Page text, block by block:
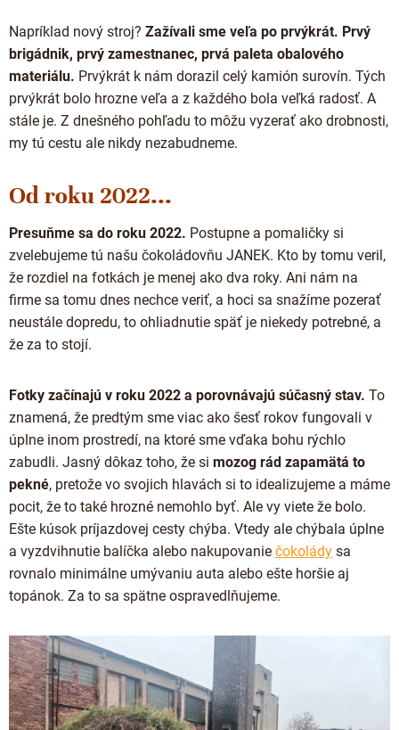
Napríklad nový stroj? Zažívali sme veľa po prvýkrát. Prvý
brigádnik, prvý zamestnanec, prvá paleta obalového
materiálu. Prvýkrát k nám dorazil celý kamión surovín. Tých
prvýkrát bolo hrozne veľa a z každého bola veľká radosť. A
stále je. Z dnešného pohľadu to môžu vyzerať ako drobnosti,
my tú cestu ale nikdy nezabudneme.
Od roku 2022...
Presuňme sa do roku 2022. Postupne a pomaličky si
zvelebujeme tú našu čokoládovňu JANEK. Kto by tomu veril,
že rozdiel na fotkách je menej ako dva roky. Ani nám na
firme sa tomu dnes nechce veriť, a hoci sa snažíme pozerať
neustále dopredu, to ohliadnutie späť je niekedy potrebné, a
že za to stojí.
Fotky začínajú v roku 2022 a porovnávajú súčasný stav. To
znamená, že predtým sme viac ako šesť rokov fungovali v
úplne inom prostredí, na ktoré sme vďaka bohu rýchlo
zabudli. Jasný dôkaz toho, že si mozog rád zapamätá to
pekné, pretože vo svojich hlavách si to idealizujeme a máme
pocit, že to také hrozné nemohlo byť. Ale vy viete že bolo.
Ešte kúsok príjazdovej cesty chýba. Vtedy ale chýbala úplne
a vyzdvihnutie balíčka alebo nakupovanie čokolády sa
rovnalo minimálne umývaniu auta alebo ešte horšie aj
topánok. Za to sa spätne ospravedlňujeme.